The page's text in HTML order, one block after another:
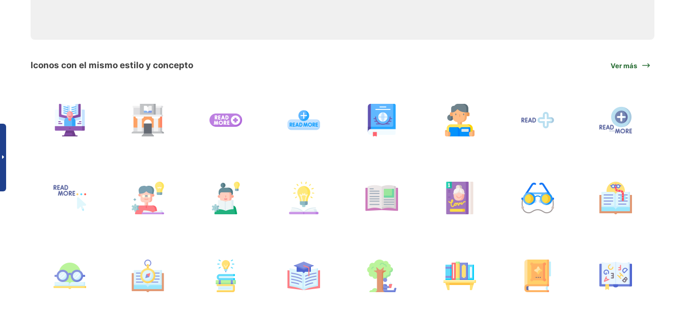
Iconos con el mismo estilo y concepto Ver más